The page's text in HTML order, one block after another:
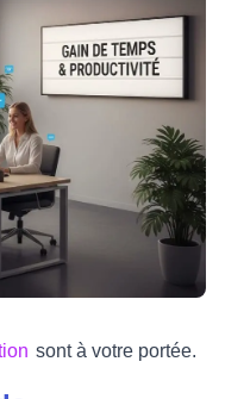
sont à votre portée.